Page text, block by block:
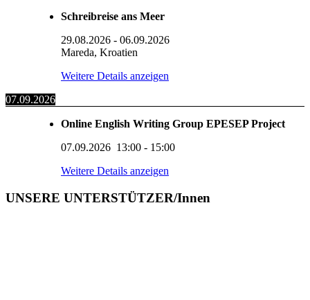
Schreibreise ans Meer
29.08.2026 - 06.09.2026
Mareda, Kroatien
Weitere Details anzeigen
07.09.2026
Online English Writing Group EPESEP Project
07.09.2026 13:00 - 15:00
Weitere Details anzeigen
UNSERE UNTERSTÜTZER/Innen